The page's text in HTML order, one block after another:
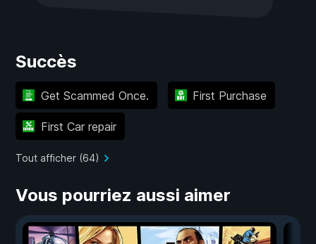
Succès
Get Scammed Once. First Purchase
First Car repair
Tout afficher (64)
Vous pourriez aussi aimer